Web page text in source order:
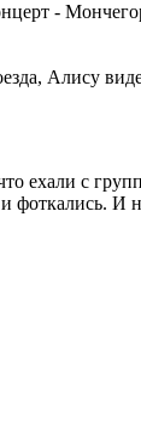
-
Алису
ехали с
фоткались. И